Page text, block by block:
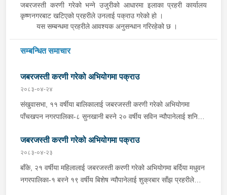
जबरजस्ती करणी गरेको भन्ने उजुरीको आधारमा इलाका प्रहरी कार्यालय
कृष्णनगरबाट खटिएको प्रहरीले उनलाई पक्राउ गरेको हो ।
यस सम्बन्धमा प्रहरीले आवश्यक अनुसन्धान गरिरहेको छ ।
सम्बन्धित समाचार
जबरजस्ती करणी गरेको अभियोगमा पक्राउ
२०८३-०४-२४
संखुवासभा, ११ वर्षीया बालिकालाई जबरजस्ती करणी गरेको अभियोगमा
पाँचखपन नगरपालिका-८ सुनखानी बस्ने २० वर्षीय सविन न्यौपानेलाई शनिबार
गरेको भन्ने उजुरीको आधारमा इलाका प्रहरी कार्यालय वानाबाट खटिएको
प्रहरीले उनलाई पक्राउ गरेको हो । यस सम्बन्धमा प्रहरीले आवश्यक
अनुसन्धान गरिरहेको छ ।
जबरजस्ती करणी गरेको अभियोगमा पक्राउ
२०८३-०४-२३
बाँके, २१ वर्षीया महिलालाई जबरजस्ती करणी गरेको अभियोगमा बर्दिया मधुवन
नगरपालिका-१ बस्ने १९ वर्षीय बिशेष न्यौपानेलाई शुक्रबार साँझ प्रहरीले